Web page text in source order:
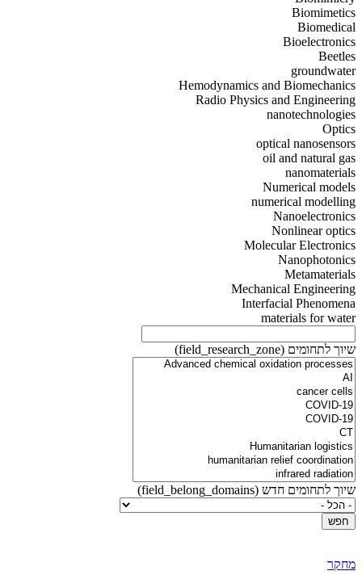
Biomimetics
Biomedical
Bioelectronics
Beetles
groundwater
Hemodynamics and Biomechanics
Radio Physics and Engineering
nanotechnologies
Optics
optical nanosensors
oil and natural gas
nanomaterials
Numerical models
numerical modelling
Nanoelectronics
Nonlinear optics
Molecular Electronics
Nanophotonics
Metamaterials
Mechanical Engineering
Interfacial Phenomena
materials for water
שיוך לתחומים (field_research_zone)
שיוך לתחומים חדש (field_belong_domains)
מחקר